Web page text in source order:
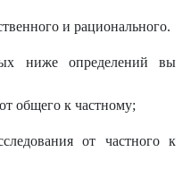
и рационального.
ниже определений вы
общего к частному;
от частного к